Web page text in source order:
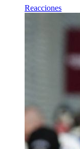
Reacciones